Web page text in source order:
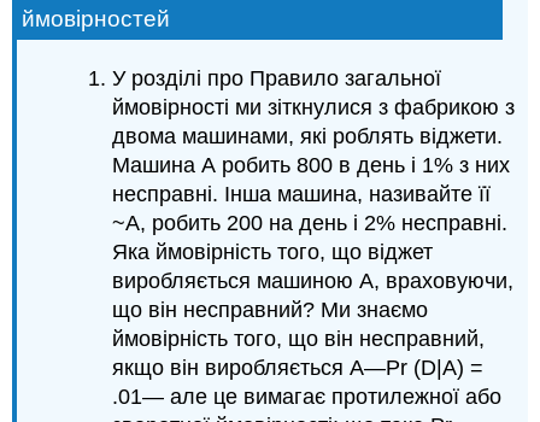
ймовірностей
У розділі про Правило загальної
ймовірності ми зіткнулися з фабрикою з
двома машинами, які роблять віджети.
Машина А робить 800 в день і 1% з них
несправні. Інша машина, називайте її
~A, робить 200 на день і 2% несправні.
Яка ймовірність того, що віджет
виробляється машиною А, враховуючи,
що він несправний? Ми знаємо
ймовірність того, що він несправний,
якщо він виробляється A—Pr (D|A) =
.01— але це вимагає протилежної або